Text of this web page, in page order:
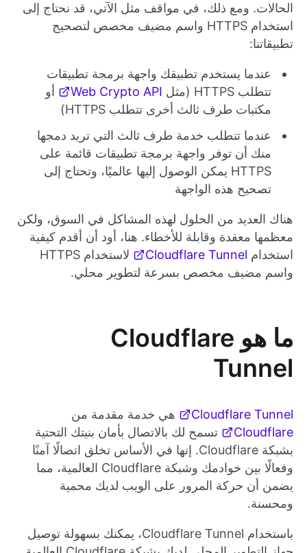
الحالات. ومع ذلك، في مواقف مثل الآتي، قد نحتاج إلى
استخدام HTTPS واسم مضيف مخصص لتصحيح
تطبيقاتنا:
عندما يستخدم تطبيقك واجهة برمجة تطبيقات
تتطلب HTTPS (مثل
Web Crypto API
أو
مكتبات طرف ثالث أخرى تتطلب HTTPS)
عندما تتطلب خدمة طرف ثالث التي تريد دمجها
منك أن توفر واجهة برمجة تطبيقات قائمة على
HTTPS يمكن الوصول إليها عالميًا، وتحتاج إلى
تصحيح هذه الواجهة
هناك العديد من الحلول لهذه المشاكل في السوق، ولكن
معظمها معقدة وقابلة للأخطاء. هنا، أود أن أقدم كيفية
استخدام Cloudflare Tunnel
لاستخدام HTTPS
واسم مضيف مخصص بسرعة لتطوير محلي.
ما هو Cloudflare
Tunnel
Cloudflare Tunnel
هي خدمة مقدمة من
Cloudflare
تسمح لك بالاتصال بأمان بنيتك التحتية
بشبكة Cloudflare. إنها في الأساس تخلق اتصالًا آمنًا
وفعالًا بين خوادمك وشبكة Cloudflare العالمية، مما
يضمن أن حركة المرور على الويب لديك محمية
ومحسنة.
باستخدام Cloudflare Tunnel، يمكنك بسهولة توصيل